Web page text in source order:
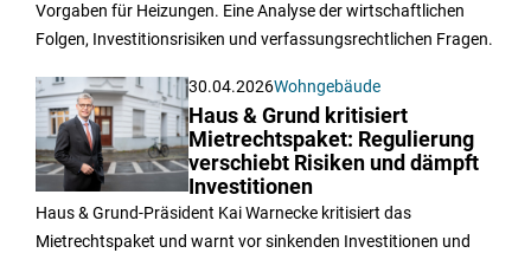
Vorgaben für Heizungen. Eine Analyse der wirtschaftlichen
Folgen, Investitionsrisiken und verfassungsrechtlichen Fragen.
30.04.2026Wohngebäude
Haus & Grund kritisiert
Mietrechtspaket: Regulierung
verschiebt Risiken und dämpft
Investitionen
Haus & Grund-Präsident Kai Warnecke kritisiert das
Mietrechtspaket und warnt vor sinkenden Investitionen und